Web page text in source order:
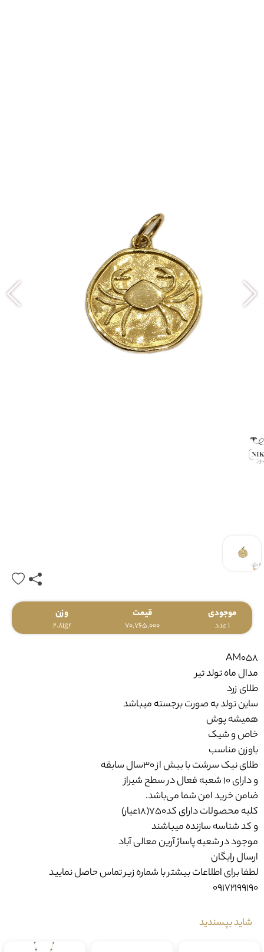
1 عدد 70,765,000
2.81gr
AM058
مدال ماه تولد تیر
طلای زرد
ساین تولد به صورت برجسته میباشد
همیشه پوش
خاص و شیک
باوزن مناسب
طلای نیک سرشت با بیش از ۳۰سال سابقه
و دارای ۱۰ شعبه فعال در سطح شیراز
ضامن خرید امن شما می‌باشد.
کلیه محصولات دارای کد750(18عیار)
و کد شناسه سازنده میباشند
موجود در شعبه پاساژ آرین معالی آباد
ارسال رایگان
لطفا برای اطلاعات بیشتر با شماره زیر تماس حاصل نمایید
09172199190